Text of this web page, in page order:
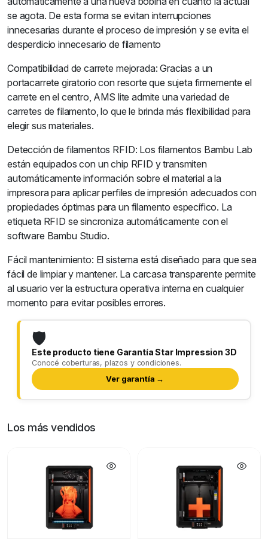
se agota. De esta forma se evitan interrupciones
innecesarias durante el proceso de impresión y se evita el
desperdicio innecesario de filamento
Compatibilidad de carrete mejorada: Gracias a un
portacarrete giratorio con resorte que sujeta firmemente el
carrete en el centro, AMS lite admite una variedad de
carretes de filamento, lo que le brinda más flexibilidad para
elegir sus materiales.
Detección de filamentos RFID: Los filamentos Bambu Lab
están equipados con un chip RFID y transmiten
automáticamente información sobre el material a la
impresora para aplicar perfiles de impresión adecuados con
propiedades óptimas para un filamento específico. La
etiqueta RFID se sincroniza automáticamente con el
software Bambu Studio.
Fácil mantenimiento: El sistema está diseñado para que sea
fácil de limpiar y mantener. La carcasa transparente permite
al usuario ver la estructura operativa interna en cualquier
momento para evitar posibles errores.
🛡️
Este producto tiene Garantía Star Impression 3D
Conocé coberturas, plazos y condiciones.
Ver garantía →
Los más vendidos